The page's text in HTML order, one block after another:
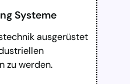
Systeme
ausgerüstet
zu werden.